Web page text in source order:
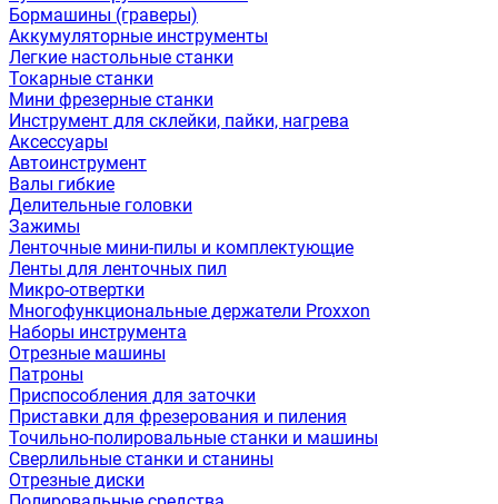
Бормашины (граверы)
Аккумуляторные инструменты
Легкие настольные станки
Токарные станки
Мини фрезерные станки
Инструмент для склейки, пайки, нагрева
Аксессуары
Автоинструмент
Валы гибкие
Делительные головки
Зажимы
Ленточные мини-пилы и комплектующие
Ленты для ленточных пил
Микро-отвертки
Многофункциональные держатели Proxxon
Наборы инструмента
Отрезные машины
Патроны
Приспособления для заточки
Приставки для фрезерования и пиления
Точильно-полировальные станки и машины
Сверлильные станки и станины
Отрезные диски